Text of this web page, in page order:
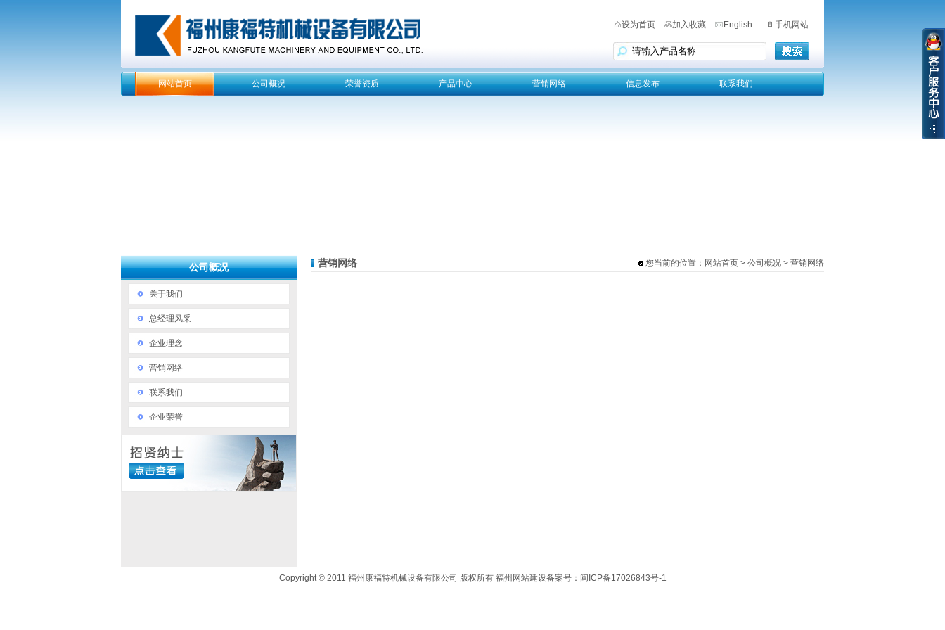
设为首页 加入收藏 English 手机网站
网站首页 公司概况 荣誉资质 产品中心 营销网络 信息发布 联系我们
公司概况
关于我们
总经理风采
企业理念
营销网络
联系我们
企业荣誉
营销网络 您当前的位置： 网站首页 > 公司概况 > 营销网络
Copyright © 2011 福州康福特机械设备有限公司 版权所有 福州网站建设备案号： 闽ICP备17026843号-1